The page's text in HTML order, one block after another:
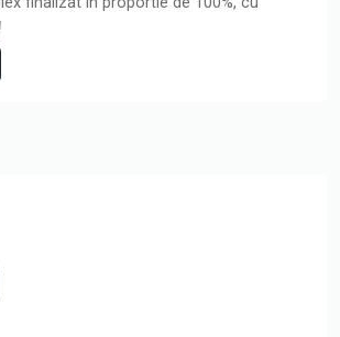
este ideala pentru locuinta permanenta
ansamblu cu faclitati de vacanta.
si liniste, acesta ar putea fi
Conceptul de bucătărie deschisă
pentru gătit și socializare cu familia